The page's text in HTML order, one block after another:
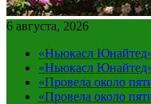
6 августа, 2026
«Ньюкасл
«Ньюкасл
«Провела около
«Провела около